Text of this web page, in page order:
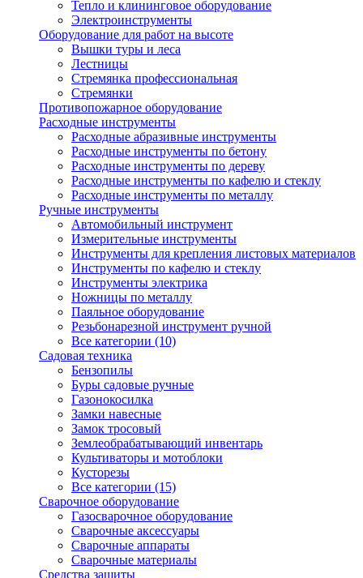
Тепло и клининговое оборудование
Электроинструменты
Оборудование для работ на высоте
Вышки туры и леса
Лестницы
Стремянка профессиональная
Стремянки
Противопожарное оборудование
Расходные инструменты
Расходные абразивные инструменты
Расходные инструменты по бетону
Расходные инструменты по дереву
Расходные инструменты по кафелю и стеклу
Расходные инструменты по металлу
Ручные инструменты
Автомобильный инструмент
Измерительные инструменты
Инструменты для крепления листовых материалов
Инструменты по кафелю и стеклу
Инструменты электрика
Ножницы по металлу
Паяльное оборудование
Резьбонарезной инструмент ручной
Все категории (10)
Садовая техника
Бензопилы
Буры садовые ручные
Газонокосилка
Замки навесные
Замок тросовый
Землеобрабатывающий инвентарь
Культиваторы и мотоблоки
Кусторезы
Все категории (15)
Сварочное оборудование
Газосварочное оборудование
Сварочные аксессуары
Сварочные аппараты
Сварочные материалы
Средства защиты